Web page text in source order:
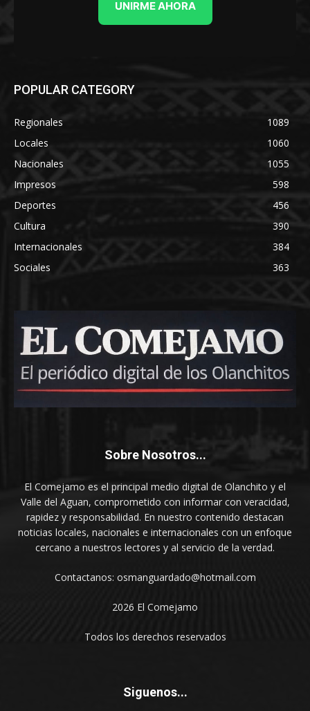
UNIRME AHORA
POPULAR CATEGORY
Regionales
1089
Locales
1060
Nacionales
1055
Impresos
598
Deportes
456
Cultura
390
Internacionales
384
Sociales
363
Sobre Nosotros...
El Comejamo es el principal medio digital de Olanchito y el
Valle del Aguan, comprometido con informar con veracidad,
rapidez y responsabilidad. En nuestro contenido destacan
noticias locales, nacionales e internacionales con un enfoque
cercano a nuestros lectores y al servicio de la verdad.
Contactanos: osmanguardado@hotmail.com
2026 El Comejamo
Todos los derechos reservados
Siguenos...